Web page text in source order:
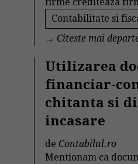
Contabilitate si
→ Citeste mai
Utilizarea
financiar-
chitanta si
incasare
de Contabilul.ro
Mentionam ca